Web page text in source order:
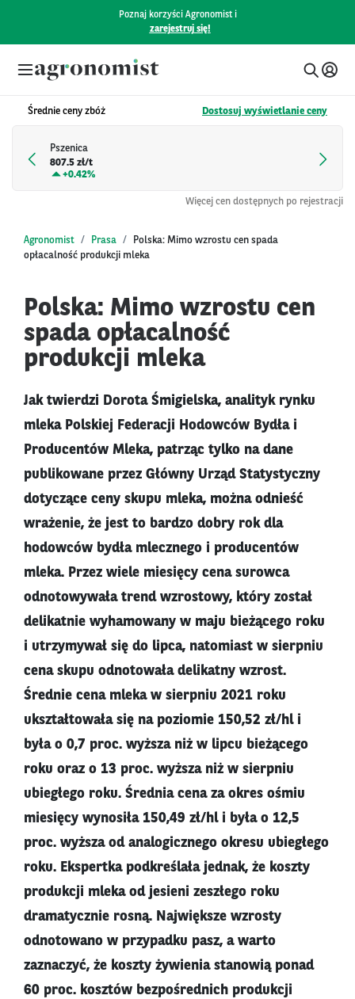
Poznaj korzyści Agronomist i
zarejestruj się!
Średnie ceny zbóż Dostosuj wyświetlanie ceny
Pszenica
807.5 zł/t
+0.42%
Więcej cen dostępnych po rejestracji
Agronomist Prasa
Polska: Mimo wzrostu cen spada
opłacalność produkcji mleka
Polska: Mimo wzrostu cen
spada opłacalność
produkcji mleka
Jak twierdzi Dorota Śmigielska, analityk rynku
mleka Polskiej Federacji Hodowców Bydła i
Producentów Mleka, patrząc tylko na dane
publikowane przez Główny Urząd Statystyczny
dotyczące ceny skupu mleka, można odnieść
wrażenie, że jest to bardzo dobry rok dla
hodowców bydła mlecznego i producentów
mleka. Przez wiele miesięcy cena surowca
odnotowywała trend wzrostowy, który został
delikatnie wyhamowany w maju bieżącego roku
i utrzymywał się do lipca, natomiast w sierpniu
cena skupu odnotowała delikatny wzrost.
Średnie cena mleka w sierpniu 2021 roku
ukształtowała się na poziomie 150,52 zł/hl i
była o 0,7 proc. wyższa niż w lipcu bieżącego
roku oraz o 13 proc. wyższa niż w sierpniu
ubiegłego roku. Średnia cena za okres ośmiu
miesięcy wynosiła 150,49 zł/hl i była o 12,5
proc. wyższa od analogicznego okresu ubiegłego
roku. Ekspertka podkreślała jednak, że koszty
produkcji mleka od jesieni zeszłego roku
dramatycznie rosną. Największe wzrosty
odnotowano w przypadku pasz, a warto
zaznaczyć, że koszty żywienia stanowią ponad
60 proc. kosztów bezpośrednich produkcji